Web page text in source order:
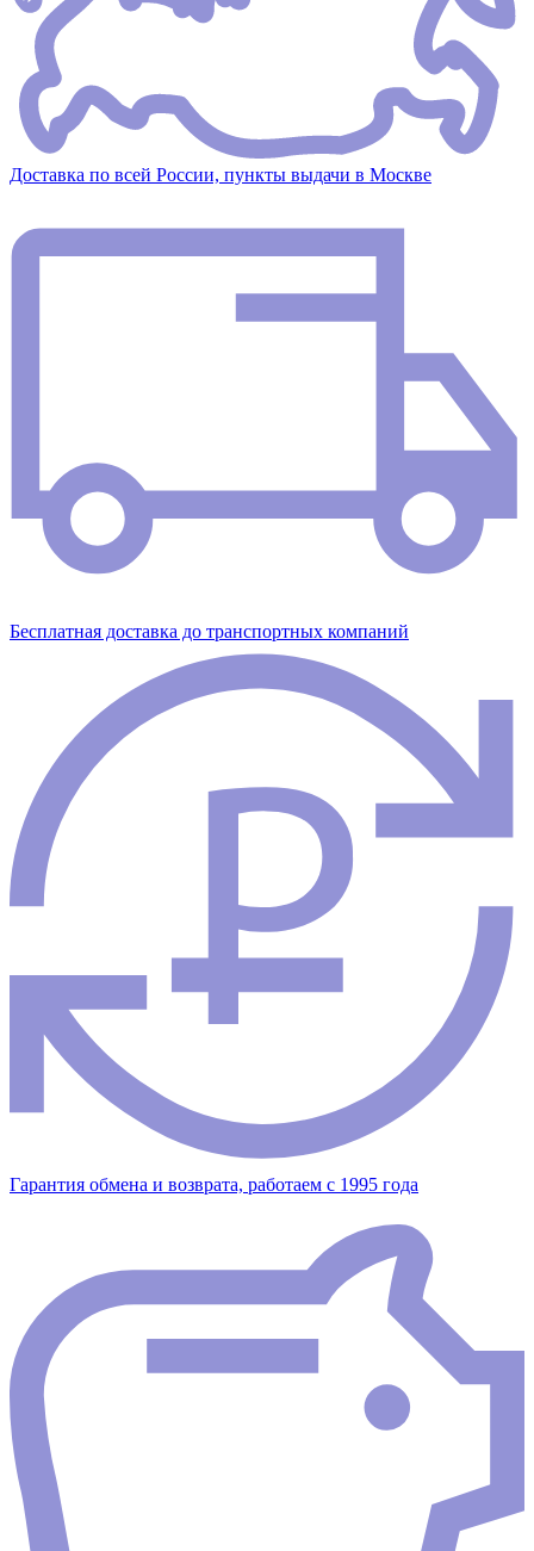
Доставка по всей России, пункты выдачи в Москве
Бесплатная доставка до транспортных компаний
Гарантия обмена и возврата, работаем с 1995 года